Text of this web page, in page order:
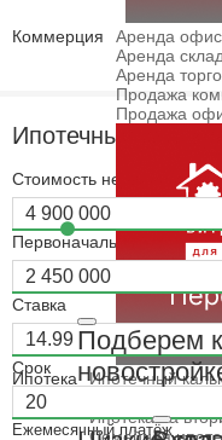
Коммерция
Аренда
Аренда
Аренда
Продажа
Продажа
Ипотека
Ипотечный
Ипотека на
Ипотечный
Стоимость недвижимости
Первоначальный взнос
Ставка
Срок
Ежемесячный платёж
Подберем